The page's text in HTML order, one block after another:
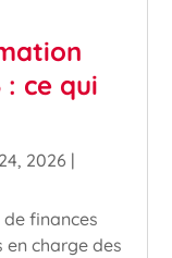
: ce qui
2026 |
finances
charge des